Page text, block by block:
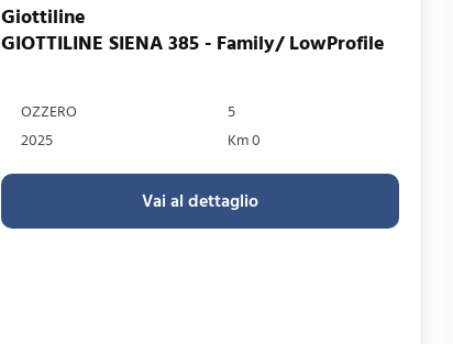
Giottiline
GIOTTILINE SIENA 385 - Family/ LowProfile
OZZERO
5
2025
Km 0
Vai al dettaglio